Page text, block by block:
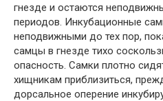
гнезде и остаются
периодов. Инкубационные
неподвижными до тех пор,
самцы в гнезде тихо
опасность. Самки плотно
хищникам приблизиться,
дорсальное оперение